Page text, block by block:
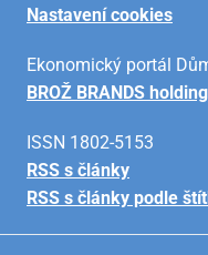
Nastavení cookies
Ekonomický portál
BROŽ BRANDS
ISSN 1802-5153
RSS s články
RSS s články podle